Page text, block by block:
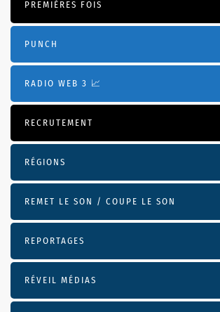
PREMIÈRES FOIS
PUNCH
RADIO WEB 3 📈
RECRUTEMENT
RÉGIONS
REMET LE SON / COUPE LE SON
REPORTAGES
RÉVEIL MÉDIAS